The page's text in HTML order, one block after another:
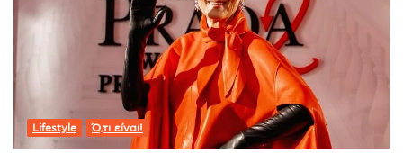
Lifestyle Ό,τι είναι!